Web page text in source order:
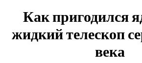
Как пригодился
жидкий телескоп
века